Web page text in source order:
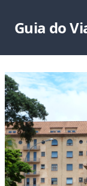
Guia do